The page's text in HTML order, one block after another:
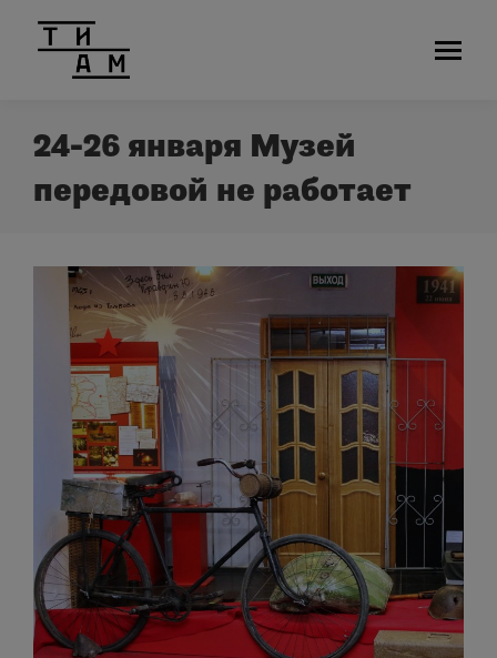
24-26 января Музей
передовой не работает